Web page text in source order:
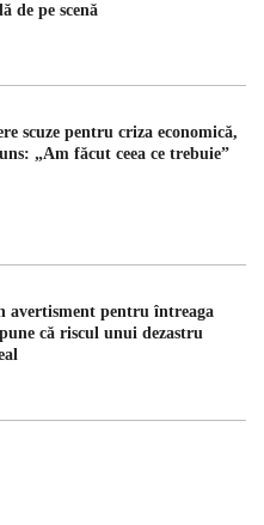
de pe scenă
scuze pentru criza economică,
„Am făcut ceea ce trebuie”
avertisment pentru întreaga
că riscul unui dezastru